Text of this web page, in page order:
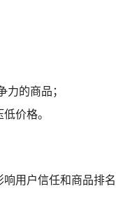
的商品；
价格。
用户信任和商品排名